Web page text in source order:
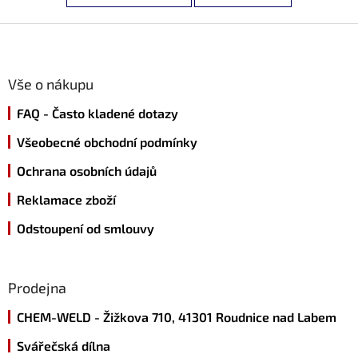
Vše o nákupu
FAQ - Často kladené dotazy
Všeobecné obchodní podmínky
Ochrana osobních údajů
Reklamace zboží
Odstoupení od smlouvy
Prodejna
CHEM-WELD - Žižkova 710, 41301 Roudnice nad Labem
Svářečská dílna